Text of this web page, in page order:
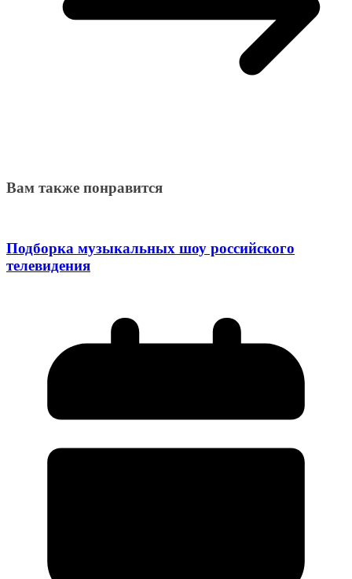
Вам также понравится
Подборка музыкальных шоу российского
телевидения